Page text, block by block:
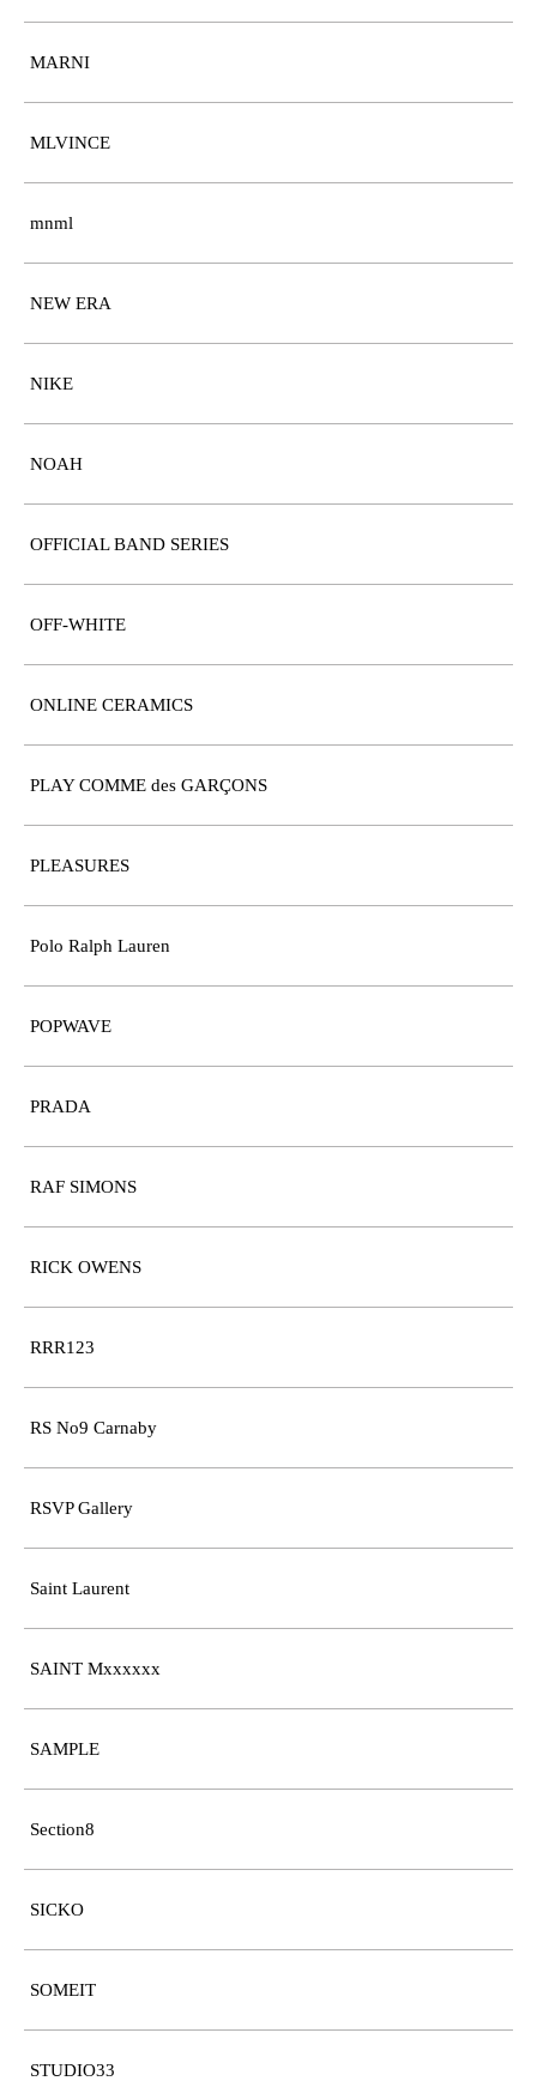
MARNI
MLVINCE
mnml
NEW ERA
NIKE
NOAH
OFFICIAL BAND SERIES
OFF-WHITE
ONLINE CERAMICS
PLAY COMME des GARÇONS
PLEASURES
Polo Ralph Lauren
POPWAVE
PRADA
RAF SIMONS
RICK OWENS
RRR123
RS No9 Carnaby
RSVP Gallery
Saint Laurent
SAINT Mxxxxxx
SAMPLE
Section8
SICKO
SOMEIT
STUDIO33